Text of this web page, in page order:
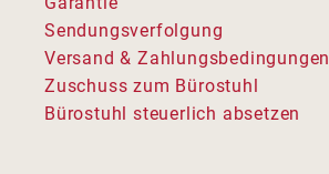
Sendungsverfolgung
Versand & Zahlungsbedingungen
Zuschuss zum Bürostuhl
Bürostuhl steuerlich absetzen